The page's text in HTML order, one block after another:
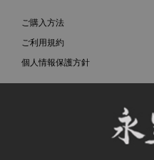
ご購入方法
ご利用規約
個人情報保護方針